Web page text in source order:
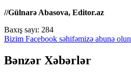
//Gülnarə Abasova, Editor.az
Baxış sayı: 284
Bizim Facebook səhifəmizə abunə olun
Bənzər Xəbərlər